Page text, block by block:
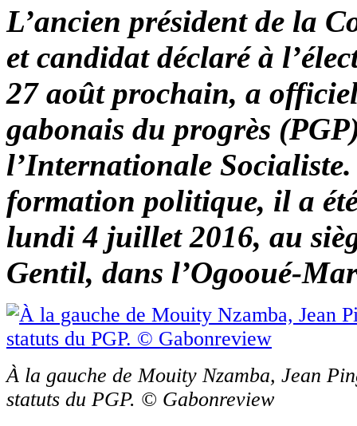
L’ancien président de la
et candidat déclaré à
27 août prochain, a
gabonais du progrès
l’Internationale
formation politique, il a
lundi 4 juillet 2016, au
Gentil, dans l’Ogooué-
À la gauche de Mouity Nzamba, Jean
statuts du PGP. © Gabonreview